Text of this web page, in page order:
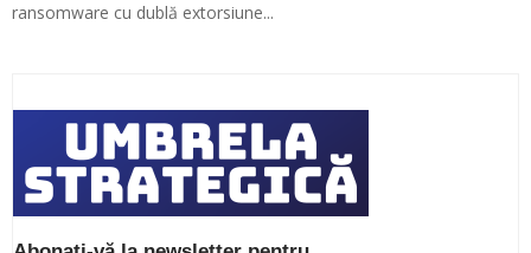
ransomware cu dublă extorsiune...